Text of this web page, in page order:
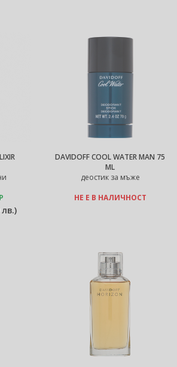
лв.)
DAVIDOFF COOL WATER MAN 75
ML
деостик за мъже
НЕ Е В НАЛИЧНОСТ